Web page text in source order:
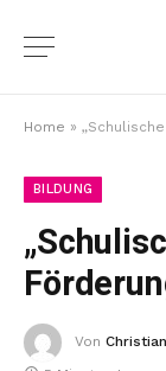
Home »
BILDUNG
Von